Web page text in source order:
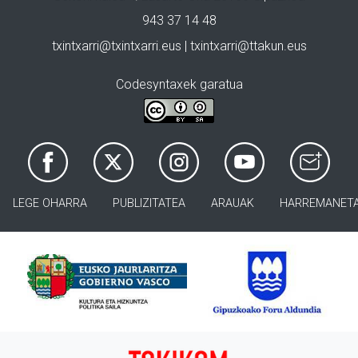
943 37 14 48
txintxarri@txintxarri.eus | txintxarri@ttakun.eus
Codesyntaxek garatua
LEGE OHARRA PUBLIZITATEA ARAUAK